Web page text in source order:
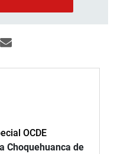
OCDE
Choquehuanca de